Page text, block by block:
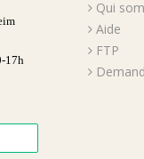
17h
Qui
Aide
FTP